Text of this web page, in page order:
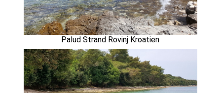
Palud Strand Rovinj Kroatien